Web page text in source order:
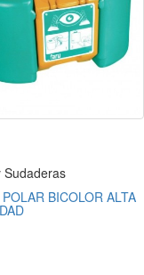
Sudaderas
BICOLOR ALTA